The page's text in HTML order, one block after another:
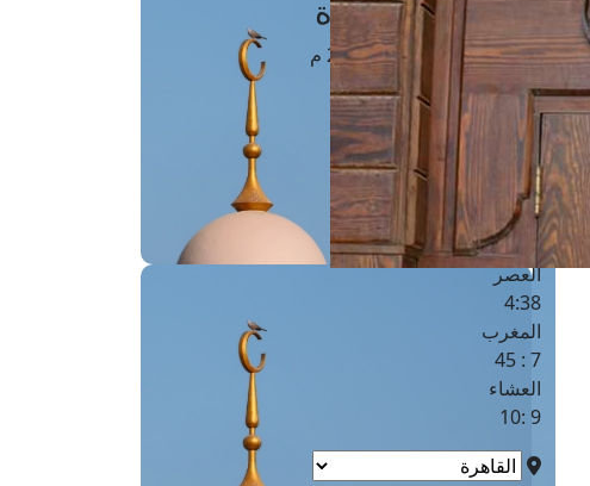
مَواقِيتُ الصَّـــلاة
القاهرة · 06 أغسطس 2026 م
الفجر
4 :40
الشروق
6 :17
الظهر
العصر
4:38
المغرب
7 : 45
العشاء
9 :10